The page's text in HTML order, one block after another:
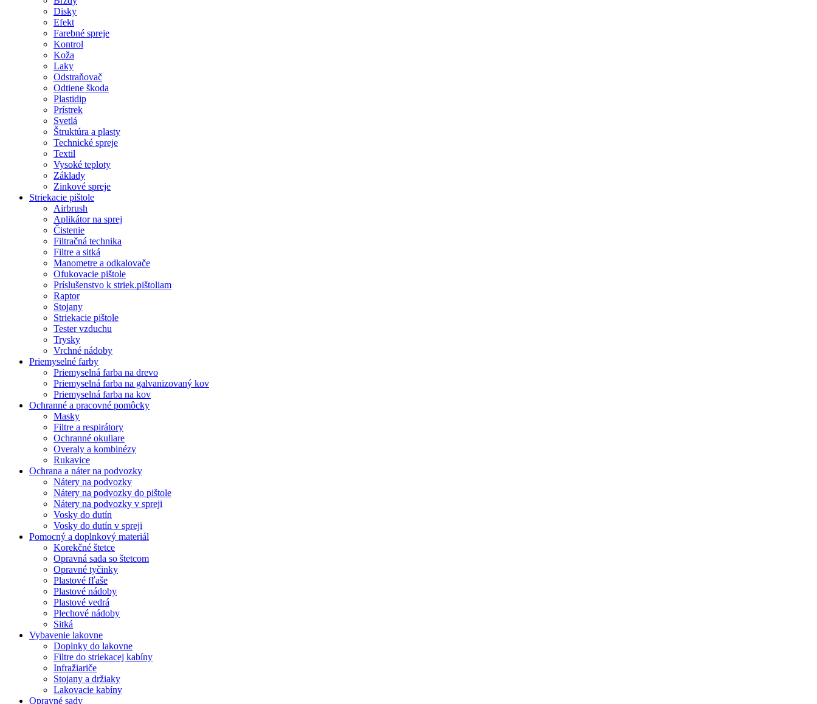
Disky
Efekt
Farebné spreje
Kontrol
Koža
Laky
Odstraňovač
Odtiene škoda
Plastidip
Prístrek
Svetlá
Štruktúra a plasty
Technické spreje
Textil
Vysoké teploty
Základy
Zinkové spreje
Striekacie pištole
Airbrush
Aplikátor na sprej
Čistenie
Filtračná technika
Filtre a sitká
Manometre a odkalovače
Ofukovacie pištole
Príslušenstvo k striek.pištoliam
Raptor
Stojany
Striekacie pištole
Tester vzduchu
Trysky
Vrchné nádoby
Priemyselné farby
Priemyselná farba na drevo
Priemyselná farba na galvanizovaný kov
Priemyselná farba na kov
Ochranné a pracovné pomôcky
Masky
Filtre a respirátory
Ochranné okuliare
Overaly a kombinézy
Rukavice
Ochrana a náter na podvozky
Nátery na podvozky
Nátery na podvozky do pištole
Nátery na podvozky v spreji
Vosky do dutín
Vosky do dutín v spreji
Pomocný a doplnkový materiál
Korekčné štetce
Opravná sada so štetcom
Opravné tyčinky
Plastové fľaše
Plastové nádoby
Plastové vedrá
Plechové nádoby
Sitká
Vybavenie lakovne
Doplnky do lakovne
Filtre do striekacej kabíny
Infražiariče
Stojany a držiaky
Lakovacie kabíny
Opravné sady